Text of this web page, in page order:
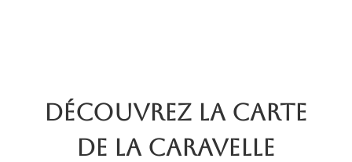
Découvrez la carte
de La Caravelle